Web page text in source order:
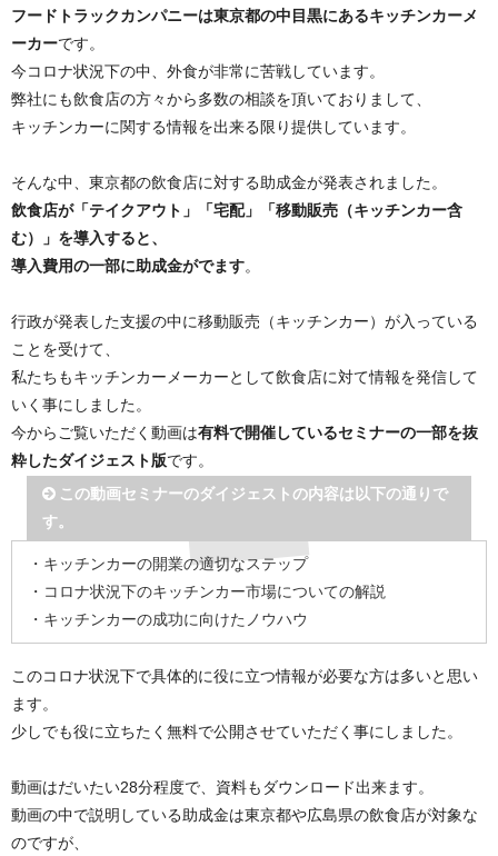
フードトラックカンパニーは東京都の中目黒にあるキッチンカーメ
ーカーです。
今コロナ状況下の中、外食が非常に苦戦しています。
弊社にも飲食店の方々から多数の相談を頂いておりまして、
キッチンカーに関する情報を出来る限り提供しています。
そんな中、東京都の飲食店に対する助成金が発表されました。
飲食店が「テイクアウト」「宅配」「移動販売（キッチンカー含
む）」を導入すると、
導入費用の一部に助成金がでます。
行政が発表した支援の中に移動販売（キッチンカー）が入っている
ことを受けて、
私たちもキッチンカーメーカーとして飲食店に対て情報を発信して
いく事にしました。
今からご覧いただく動画は有料で開催しているセミナーの一部を抜
粋したダイジェスト版です。
この動画セミナーのダイジェストの内容は以下の通りで
す。
・キッチンカーの開業の適切なステップ
・コロナ状況下のキッチンカー市場についての解説
・キッチンカーの成功に向けたノウハウ
このコロナ状況下で具体的に役に立つ情報が必要な方は多いと思い
ます。
少しでも役に立ちたく無料で公開させていただく事にしました。
動画はだいたい28分程度で、資料もダウンロード出来ます。
動画の中で説明している助成金は東京都や広島県の飲食店が対象な
のですが、